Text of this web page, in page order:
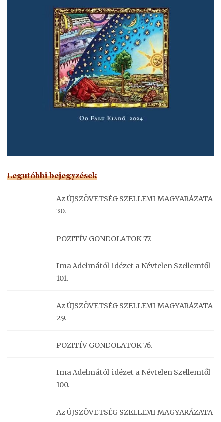
Legutóbbi bejegyzések
Az ÚJSZÖVETSÉG SZELLEMI MAGYARÁZATA
30.
POZITÍV GONDOLATOK 77.
Ima Adelmától, idézet a Névtelen Szellemtől
101.
Az ÚJSZÖVETSÉG SZELLEMI MAGYARÁZATA
29.
POZITÍV GONDOLATOK 76.
Ima Adelmától, idézet a Névtelen Szellemtől
100.
Az ÚJSZÖVETSÉG SZELLEMI MAGYARÁZATA